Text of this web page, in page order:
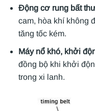
Động cơ rung bất
cam, hòa khí không
tăng tốc kém.
Máy nổ khó, khởi
đồng bộ khi khởi
trong xi lanh.